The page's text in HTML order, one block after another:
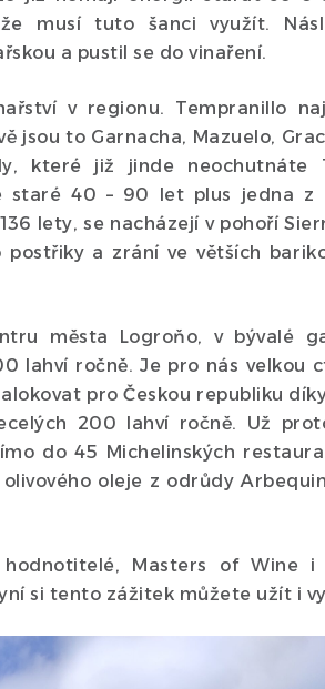
musí tuto šanci využít.
a pustil se do vinaření.
v regionu. Tempranillo
jsou to Garnacha, Mazuelo,
které již jinde neochutnáte
staré 40 – 90 let plus jedna z
lety, se nacházejí v pohoří
a zrání ve větších
města Logroňo, v bývalé
lahví ročně. Je pro nás velkou
pro Českou republiku
200 lahví ročně. Už
do 45 Michelinských
oleje z odrůdy
Masters of Wine i
si tento zážitek můžete užít i